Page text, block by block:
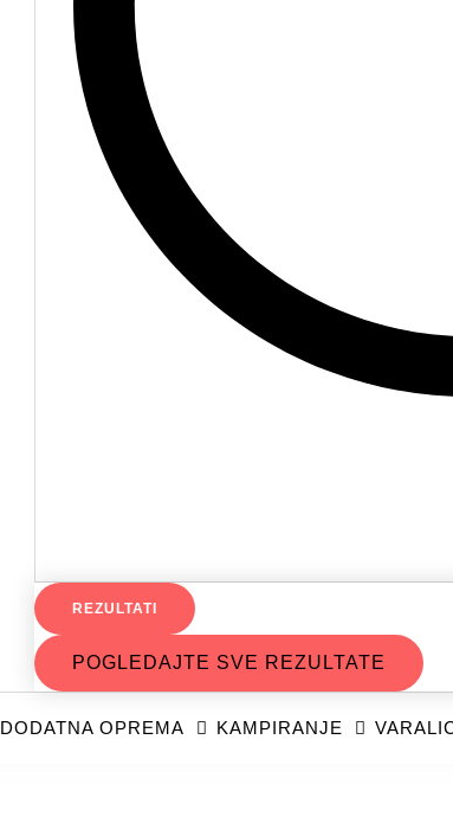
REZULTATI
POGLEDAJTE SVE REZULTATE
DODATNA OPREMA KAMPIRANJE